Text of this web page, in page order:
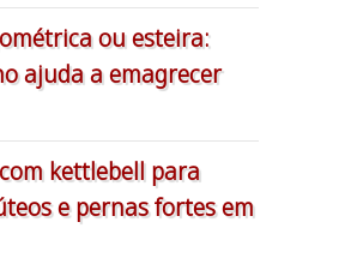
ou esteira:
ajuda a emagrecer
kettlebell para
e pernas fortes em